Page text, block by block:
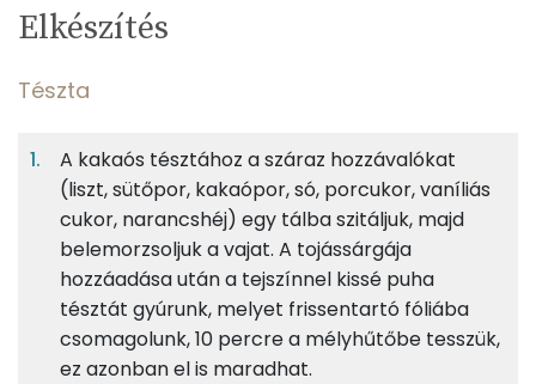
Egy
adagban
Tészta
47gfinomliszt
170 kcal
7gcukrozatlan kakaópor
15 kcal
vaj
TÁPANYAGTARTALOM
6%
Fehérje
49%
Szénhidrát
30%
Zsír
15%
Víz
TOP ásványi anyagok
Foszfor
Kálcium
Elkészítés
Tészta
A kakaós tésztához a száraz hozzávalókat
(liszt, sütőpor, kakaópor, só, porcukor, vaníliás
cukor, narancshéj) egy tálba szitáljuk, majd
belemorzsoljuk a vajat. A tojássárgája
hozzáadása után a tejszínnel kissé puha
tésztát gyúrunk, melyet frissentartó fóliába
csomagolunk, 10 percre a mélyhűtőbe tesszük,
ez azonban el is maradhat.